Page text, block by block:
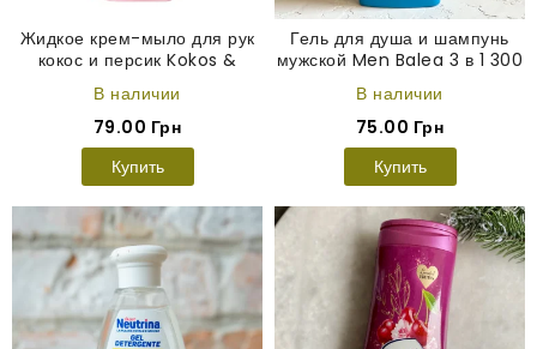
Жидкое крем-мыло для рук
кокос и персик Kokos &
мл
В наличии
79.00 Грн
Купить
Гель для душа и шампунь
мужской Men Balea 3 в 1 300
В наличии
75.00 Грн
Купить